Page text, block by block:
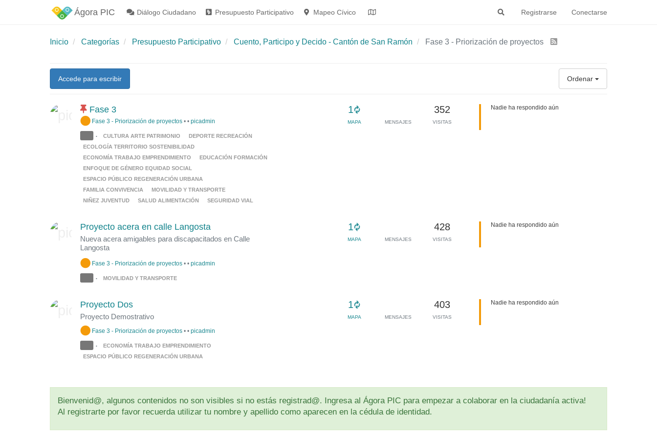
Ágora PIC Registrarse Conectarse
Diálogo Ciudadano Presupuesto Participativo Mapeo Cívico
Inicio Categorías Presupuesto Participativo Cuento, Participo y Decido - Cantón de San Ramón Fase 3 - Priorización de proyectos
Accede para escribir Ordenar
Fase 3
Fase 3 - Priorización de proyectos •
• CULTURA ARTE PATRIMONIO
DEPORTE RECREACIÓN
ECOLOGÍA TERRITORIO SOSTENIBILIDAD
ECONOMÍA TRABAJO EMPRENDIMIENTO
EDUCACIÓN FORMACIÓN
ENFOQUE DE GÉNERO EQUIDAD SOCIAL
ESPACIO PÚBLICO REGENERACIÓN URBANA
FAMILIA CONVIVENCIA
MOVILIDAD Y TRANSPORTE
NIÑEZ JUVENTUD
SALUD ALIMENTACIÓN SEGURIDAD VIAL
•picadmin
1 Loading...
MAPA MENSAJES
352
VISITAS
Nadie ha respondido aún
Proyecto acera en calle Langosta
Nueva acera amigables para discapacitados en Calle
Langosta
Fase 3 - Priorización de proyectos •
• MOVILIDAD Y TRANSPORTE
•picadmin
1 Loading...
MAPA MENSAJES
428
VISITAS
Nadie ha respondido aún
Proyecto Dos
Proyecto Demostrativo
Fase 3 - Priorización de proyectos •
•
ECONOMÍA TRABAJO EMPRENDIMIENTO
ESPACIO PÚBLICO REGENERACIÓN URBANA
•picadmin
1 Loading...
MAPA MENSAJES
403
VISITAS
Nadie ha respondido aún
Bienvenid@, algunos contenidos no son visibles si no estás registrad@. Ingresa al Ágora PIC para empezar a colaborar en la ciudadanía activa!
Al registrarte por favor recuerda utilizar tu nombre y apellido como aparecen en la cédula de identidad.